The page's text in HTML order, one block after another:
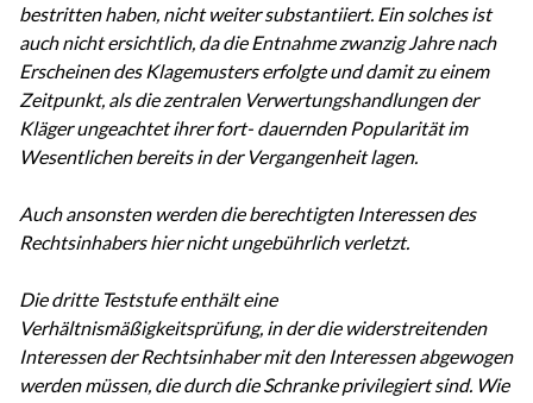
bestritten haben, nicht weiter substantiiert. Ein solches ist
auch nicht ersichtlich, da die Entnahme zwanzig Jahre nach
Erscheinen des Klagemusters erfolgte und damit zu einem
Zeitpunkt, als die zentralen Verwertungshandlungen der
Kläger ungeachtet ihrer fort- dauernden Popularität im
Wesentlichen bereits in der Vergangenheit lagen.
Auch ansonsten werden die berechtigten Interessen des
Rechtsinhabers hier nicht ungebührlich verletzt.
Die dritte Teststufe enthält eine
Verhältnismäßigkeitsprüfung, in der die widerstreitenden
Interessen der Rechtsinhaber mit den Interessen abgewogen
werden müssen, die durch die Schranke privilegiert sind. Wie